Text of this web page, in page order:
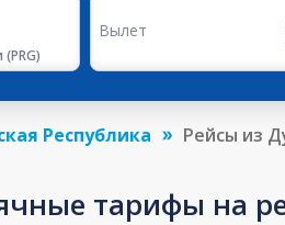
(PRG)
Вылет
Республика Рейсы из
тарифы на